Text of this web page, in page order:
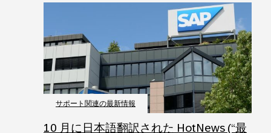
サポート関連の最新情報
10 月に日本語翻訳された HotNews (“最